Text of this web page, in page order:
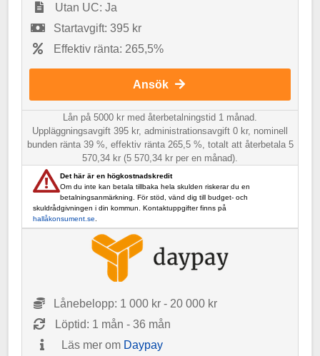
Utan UC: Ja
Startavgift: 395 kr
Effektiv ränta: 265,5%
Ansök
Lån på 5000 kr med återbetalningstid 1 månad.
Uppläggningsavgift 395 kr, administrationsavgift 0 kr, nominell
bunden ränta 39 %, effektiv ränta 265,5 %, totalt att återbetala 5
570,34 kr (5 570,34 kr per en månad).
Det här är en högkostnadskredit
Om du inte kan betala tillbaka hela skulden riskerar du en
betalningsanmärkning. För stöd, vänd dig till budget- och
skuldrådgivningen i din kommun. Kontaktuppgifter finns på
hallåkonsument.se
Lånebelopp: 1 000 kr - 20 000 kr
Löptid: 1 mån - 36 mån
Läs mer om Daypay